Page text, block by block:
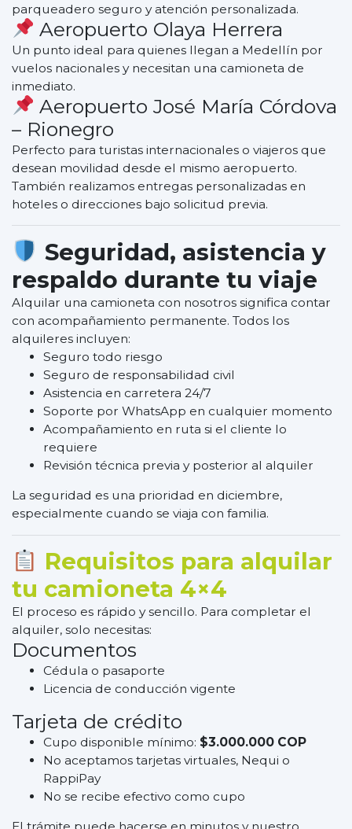
parqueadero seguro y atención personalizada.
Aeropuerto Olaya Herrera
Un punto ideal para quienes llegan a Medellín por
vuelos nacionales y necesitan una camioneta de
inmediato.
Aeropuerto José María Córdova
– Rionegro
Perfecto para turistas internacionales o viajeros que
desean movilidad desde el mismo aeropuerto.
También realizamos entregas personalizadas en
hoteles o direcciones bajo solicitud previa.
Seguridad, asistencia y
respaldo durante tu viaje
Alquilar una camioneta con nosotros significa contar
con acompañamiento permanente. Todos los
alquileres incluyen:
Seguro todo riesgo
Seguro de responsabilidad civil
Asistencia en carretera 24/7
Soporte por WhatsApp en cualquier momento
Acompañamiento en ruta si el cliente lo
requiere
Revisión técnica previa y posterior al alquiler
La seguridad es una prioridad en diciembre,
especialmente cuando se viaja con familia.
Requisitos para alquilar
tu camioneta 4×4
El proceso es rápido y sencillo. Para completar el
alquiler, solo necesitas:
Documentos
Cédula o pasaporte
Licencia de conducción vigente
Tarjeta de crédito
Cupo disponible mínimo: $3.000.000 COP
No aceptamos tarjetas virtuales, Nequi o
RappiPay
No se recibe efectivo como cupo